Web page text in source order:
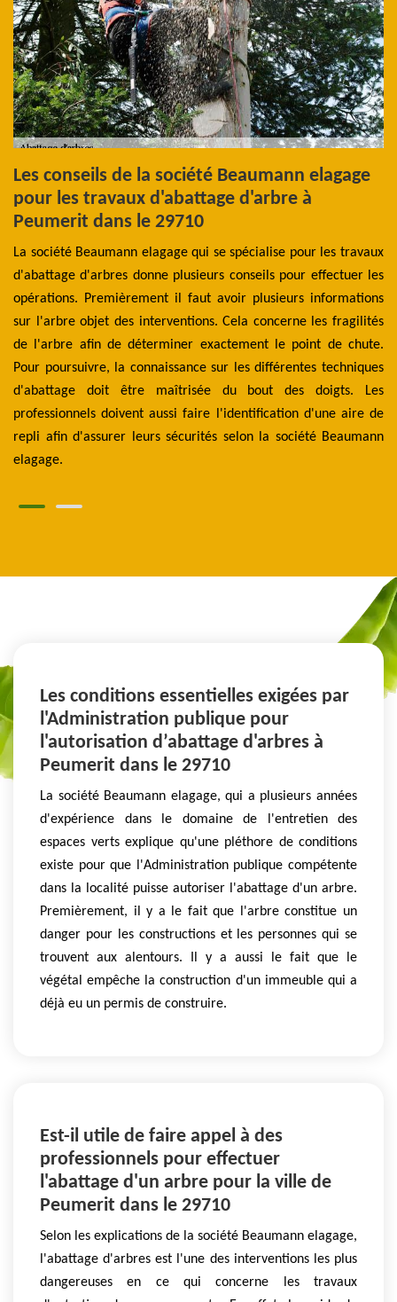
Les conseils de la société Beaumann elagage
pour les travaux d'abattage d'arbre à
Peumerit dans le 29710
La société Beaumann elagage qui se spécialise pour les travaux
d'abattage d'arbres donne plusieurs conseils pour effectuer les
opérations. Premièrement il faut avoir plusieurs informations
sur l'arbre objet des interventions. Cela concerne les fragilités
de l'arbre afin de déterminer exactement le point de chute.
Pour poursuivre, la connaissance sur les différentes techniques
d'abattage doit être maîtrisée du bout des doigts. Les
professionnels doivent aussi faire l'identification d'une aire de
repli afin d'assurer leurs sécurités selon la société Beaumann
elagage.
Les conditions essentielles exigées par
l'Administration publique pour
l'autorisation d’abattage d'arbres à
Peumerit dans le 29710
La société Beaumann elagage, qui a plusieurs années
d'expérience dans le domaine de l'entretien des
espaces verts explique qu'une pléthore de conditions
existe pour que l'Administration publique compétente
dans la localité puisse autoriser l'abattage d'un arbre.
Premièrement, il y a le fait que l'arbre constitue un
danger pour les constructions et les personnes qui se
trouvent aux alentours. Il y a aussi le fait que le
végétal empêche la construction d'un immeuble qui a
déjà eu un permis de construire.
Est-il utile de faire appel à des
professionnels pour effectuer
l'abattage d'un arbre pour la ville de
Peumerit dans le 29710
Selon les explications de la société Beaumann elagage,
l'abattage d'arbres est l'une des interventions les plus
dangereuses en ce qui concerne les travaux